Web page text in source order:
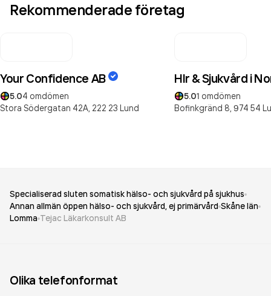
Rekommenderade företag
Your Confidence AB
5.04 omdömen
Stora Södergatan 42A, 222 23 Lund
Hlr & Sjukvård i
5.01 omdömen
Bofinkgränd 8, 974 54
Specialiserad sluten somatisk hälso- och sjukvård på sjukhus
Annan allmän öppen hälso- och sjukvård, ej primärvård Skåne län
Lomma Tejac Läkarkonsult AB
Olika telefonformat